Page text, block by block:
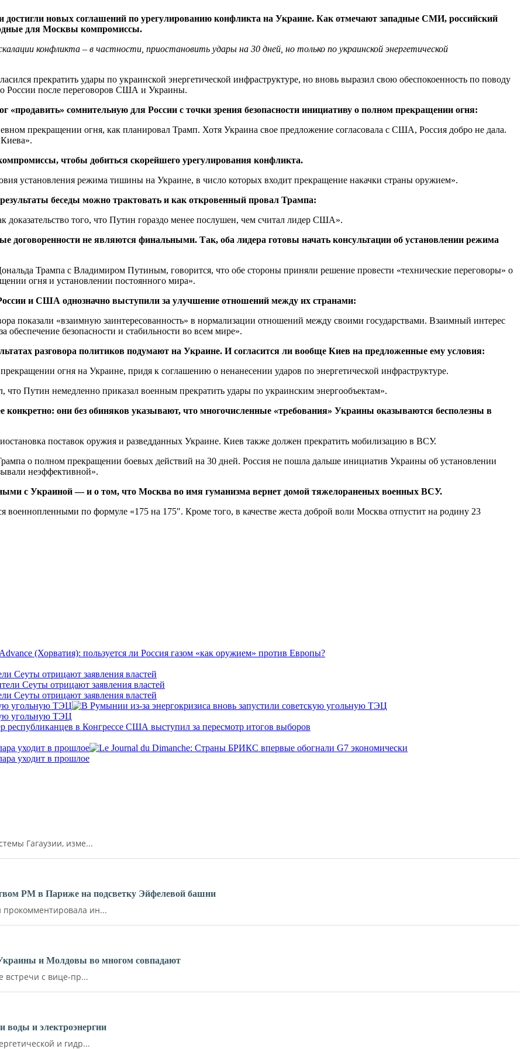
новых соглашений по урегулированию конфликта на Украине. Как отмечают западные СМИ, российский
для Москвы компромиссы.
конфликта – в частности, приостановить удары на 30 дней, но только по украинской энергетической
прекратить удары по украинской энергетической инфраструктуре, но вновь выразил свою обеспокоенность по поводу
России после переговоров США и Украины.
«продавить» сомнительную для России с точки зрения безопасности инициативу о полном прекращении огня:
прекращении огня, как планировал Трамп. Хотя Украина свое предложение согласовала с США, Россия добро не дала.
чтобы добиться скорейшего урегулирования конфликта.
установления режима тишины на Украине, в число которых входит прекращение накачки страны оружием».
беседы можно трактовать и как откровенный провал Трампа:
доказательство того, что Путин гораздо менее послушен, чем считал лидер США».
договоренности не являются финальными. Так, оба лидера готовы начать консультации об установлении режима
Трампа с Владимиром Путиным, говорится, что обе стороны приняли решение провести «технические переговоры» о
огня и установлении постоянного мира».
и США однозначно выступили за улучшение отношений между их странами:
показали «взаимную заинтересованность» в нормализации отношений между своими государствами. Взаимный интерес
безопасности и стабильности во всем мире».
разговора политиков подумают на Украине. И согласится ли вообще Киев на предложенные ему условия:
огня на Украине, придя к соглашению о ненанесении ударов по энергетической инфраструктуре.
Путин немедленно приказал военным прекратить удары по украинским энергообъектам».
конкретно: они без обиняков указывают, что многочисленные «требования» Украины оказываются бесполезны в
поставок оружия и разведданных Украине. Киев также должен прекратить мобилизацию в ВСУ.
о полном прекращении боевых действий на 30 дней. Россия не пошла дальше инициатив Украины об установлении
неэффективной».
с Украиной — и о том, что Москва во имя гуманизма вернет домой тяжелораненых военных ВСУ.
по формуле «175 на 175″. Кроме того, в качестве жеста доброй воли Москва отпустит на родину 23
Сеуты отрицают заявления властей
Сеуты отрицают заявления властей
угольную ТЭЦ
угольную ТЭЦ
уходит в прошлое
уходит в прошлое
Гагаузии, изме...
РМ в Париже на подсветку Эйфелевой башни
ин...
и Молдовы во многом совпадают
встречи с вице-пр...
воды и электроэнергии
и гидр...